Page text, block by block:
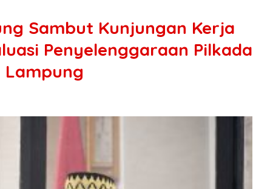
Sambut Kunjungan Kerja
Penyelenggaraan Pilkada
Lampung